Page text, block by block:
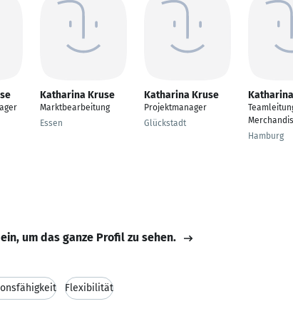
Katharina Kruse
Marktbearbeitung
Essen
Katharina Kruse
Projektmanager
Glückstadt
Katharina
Hamburg
um das ganze Profil zu sehen.
Flexibilität